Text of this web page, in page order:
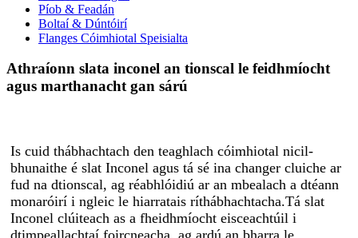
Píob & Feadán
Boltaí & Dúntóirí
Flanges Cóimhiotal Speisialta
Athraíonn slata inconel an tionscal le feidhmíocht
agus marthanacht gan sárú
Is cuid thábhachtach den teaghlach cóimhiotal nicil-
bhunaithe é slat Inconel agus tá sé ina changer cluiche ar
fud na dtionscal, ag réabhlóidiú ar an mbealach a dtéann
monaróirí i ngleic le hiarratais ríthábhachtacha.Tá slat
Inconel clúiteach as a fheidhmíocht eisceachtúil i
dtimpeallachtaí foircneacha, ag ardú an bharra le